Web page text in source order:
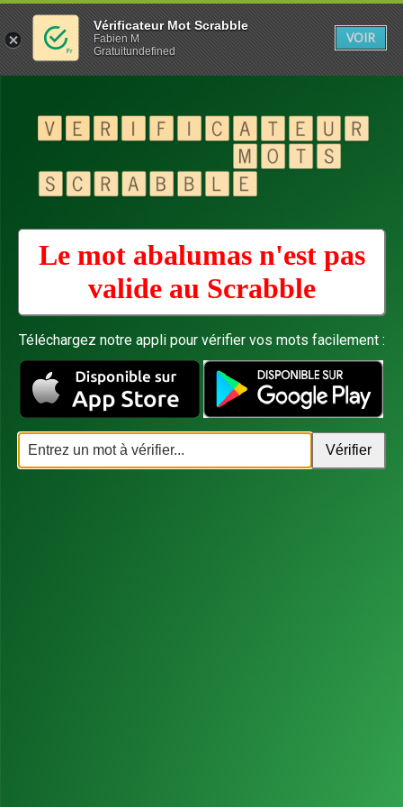
Le mot abalumas n'est pas
valide au Scrabble
Téléchargez notre appli pour vérifier vos mots facilement :
Vérificateur Mot Scrabble
Fabien M
Gratuitundefined
VOIR